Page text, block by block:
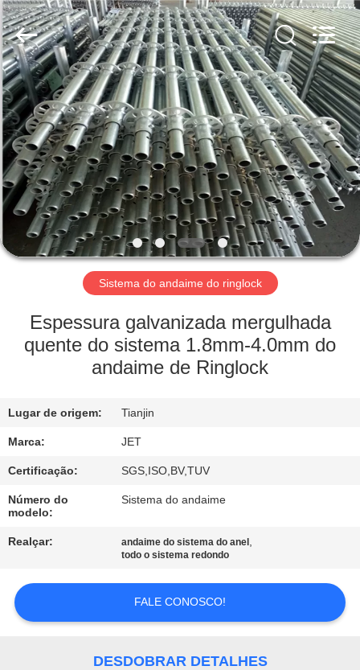
CASA
PRODUTOS
SOBRE
NÓS
TOUR
FÁBRICA
CONTROLE
QUALIDADE
ENTRE
EM
CONTATO
CONOSCO
PEÇA
UMAS
CITAÇÕES
Jet
Scaffold
&
Formwork
System
Co.,
Ltd..
All
Rights
Reserved.
Sistema do andaime do ringlock
Espessura galvanizada mergulhada
quente do sistema 1.8mm-4.0mm do
andaime de Ringlock
Lugar de origem: Tianjin
Marca: JET
Certificação: SGS,ISO,BV,TUV
Número do
modelo:
Sistema do andaime
Realçar: andaime do sistema do anel ,
todo o sistema redondo
FALE CONOSCO!
DESDOBRAR DETALHES